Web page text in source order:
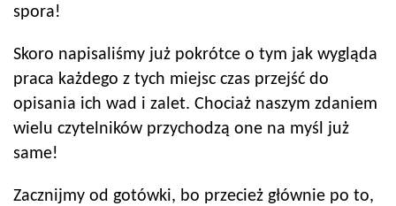
spora!
Skoro napisaliśmy już pokrótce o tym jak wygląda
praca każdego z tych miejsc czas przejść do
opisania ich wad i zalet. Chociaż naszym zdaniem
wielu czytelników przychodzą one na myśl już
same!
Zacznijmy od gotówki, bo przecież głównie po to,